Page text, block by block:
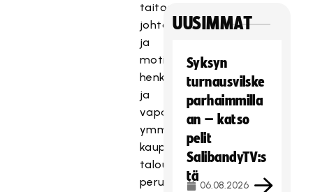
taitoa
johtaa
ja
motivoida
henkilöstöä
ja
vapaaehtoisia,
ymmärrystä
kaupallisuudesta,
taloushallinnon
perusteiden
UUSIMMAT
Syksyn
turnausvilske
parhaimmilla
an – katso
pelit
SalibandyTV:s
tä
06.08.2026